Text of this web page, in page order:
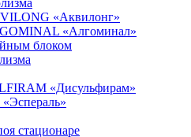
«Аквилонг»
«Алгоминал»
блоком
«Дисульфирам»
стационаре